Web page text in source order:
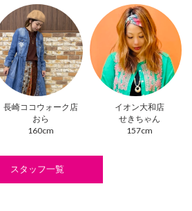
長崎ココウォーク店
おら
160cm
イオン大和店
せきちゃん
157cm
スタッフ一覧